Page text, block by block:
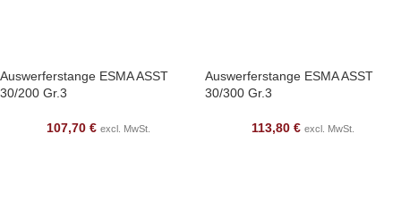
Auswerferstange ESMA ASST
30/200 Gr.3
107,70 € excl. MwSt.
Auswerferstange ESMA ASST
30/300 Gr.3
113,80 € excl. MwSt.